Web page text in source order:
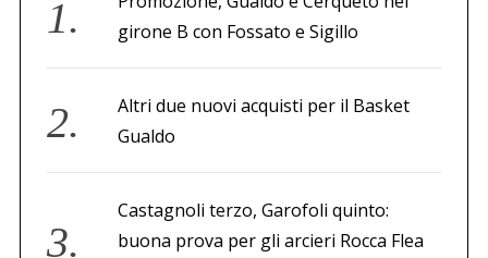
girone B con Fossato e Sigillo
Altri due nuovi acquisti per il Basket
Gualdo
Castagnoli terzo, Garofoli quinto:
buona prova per gli arcieri Rocca Flea